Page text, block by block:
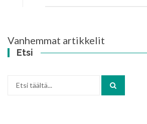
Artikkelien
selaus
Vanhemmat artikkelit
Etsi